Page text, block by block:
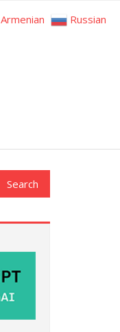
Armenian Russian